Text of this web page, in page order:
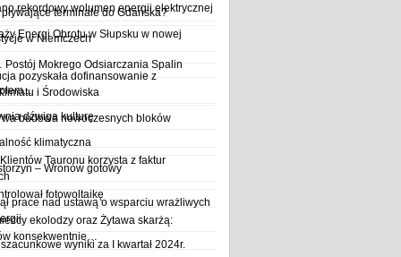
terminale do Gdańska?
w Niemczech
Mokrego Odsiarczania Spalin
dźwiga kulturę
klimatyczna
– Wronów gotowy
fotowoltaikę
ekolodzy oraz Żytawa skarżą:
konsekwentnie…
rekordowy wolumen energii elektrycznej
Energi Obrotu w Słupsku w nowej
pozyskała dofinansowanie z
i Środowiska
budowa nowoczesnych bloków
Tauronu korzysta z faktur
prace nad ustawą o wsparciu wrażliwych
wyniki za I kwartał 2024r.